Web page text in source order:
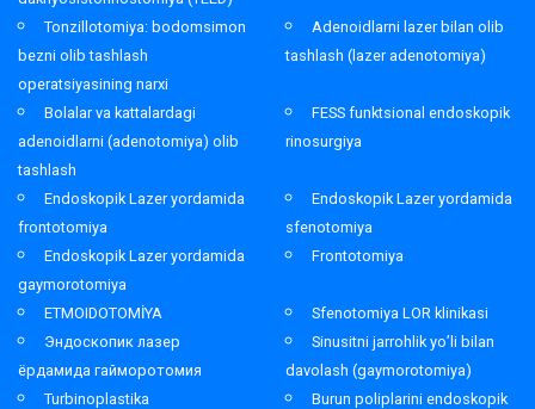
Tonzillotomiya: bodomsimon
bezni olib tashlash
operatsiyasining narxi
Adenoidlarni lazer bilan olib
tashlash (lazer adenotomiya)
Bolalar va kattalardagi
adenoidlarni (adenotomiya) olib
tashlash
FESS funktsional endoskopik
rinosurgiya
Endoskopik Lazer yordamida
frontotomiya
Endoskopik Lazer yordamida
sfenotomiya
Endoskopik Lazer yordamida
gaymorotomiya
Frontotomiya
ETMOIDOTOMİYA
Sfenotomiya LOR klinikasi
Эндоскопик лазер
ёрдамида гайморотомия
Sinusitni jarrohlik yo’li bilan
davolash (gaymorotomiya)
Turbinoplastika
Burun poliplarini endoskopik